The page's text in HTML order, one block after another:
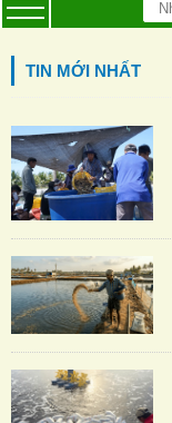
TIN MỚI NHẤT